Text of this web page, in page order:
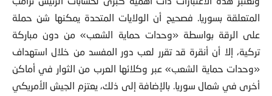
المتعلقة بسوريا. فصحيح أن الولايات المتحدة يمكنها شن حملة
على الرقة بواسطة «وحدات حماية الشعب» من دون مباركة
تركية، إلا أن أنقرة قد تقرر لعب دور المفسد من خلال استهداف
«وحدات حماية الشعب» عبر وكلائها العرب من الثوار في أماكن
أخرى في شمال سوريا. بالإضافة إلى ذلك، يعتزم الجيش الأمريكي